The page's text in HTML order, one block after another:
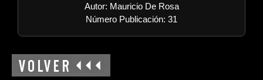
Autor: Mauricio De Rosa
Número Publicación: 31